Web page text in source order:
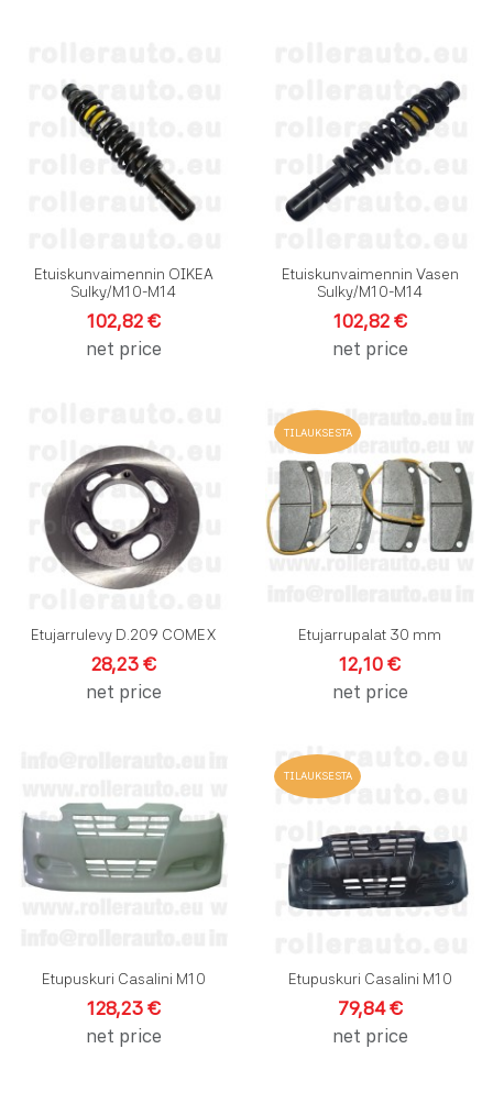
Pikakatselu
Etuiskunvaimennin OIKEA
Sulky/M10-M14
102,82 €
net price
Etuiskunvaimennin Vasen
Sulky/M10-M14
102,82 €
net price
Lisää toivelistalle
Lisää vertailuun
Pikakatselu
Etujarrulevy D.209 COMEX
28,23 €
net price
TILAUKSESTA
Etujarrupalat 30 mm
12,10 €
net price
Lisää toivelistalle
Pikakatselu
Etupuskuri Casalini M10
128,23 €
net price
TILAUKSESTA
Etupuskuri Casalini M10
79,84 €
net price